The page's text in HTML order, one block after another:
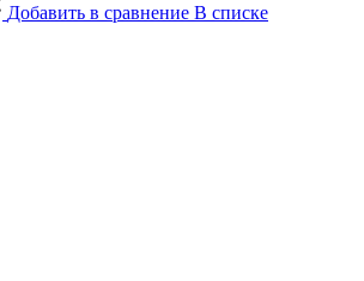
Добавить в сравнение В списке